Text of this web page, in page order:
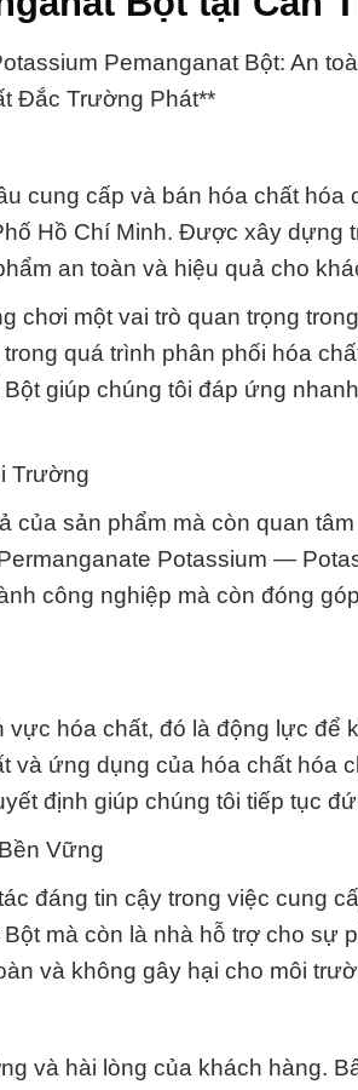
Pemanganat Bột: An
Đắc Trường Phát**
cung cấp và bán hóa chất hóa
Hồ Chí Minh. Được xây dựng
an toàn và hiệu quả cho
chơi một vai trò quan trọng
quá trình phân phối hóa
giúp chúng tôi đáp ứng
Trường
của sản phẩm mà còn quan
Potassium —
công nghiệp mà còn đóng
hóa chất, đó là động lực để
và ứng dụng của hóa chất hóa
định giúp chúng tôi tiếp tục
Vững
đáng tin cậy trong việc cung
mà còn là nhà hỗ trợ cho sự
và không gây hại cho môi
và hài lòng của khách hàng.